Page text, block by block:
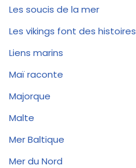
Les soucis de la mer
Les vikings font des histoires
Liens marins
Maï raconte
Majorque
Malte
Mer Baltique
Mer du Nord